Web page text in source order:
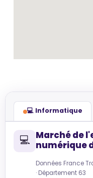
💻 Informatique
💻 Marché de
numérique
Données France
· Département 63